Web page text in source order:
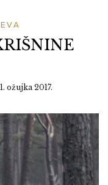
1. ožujka 2017.